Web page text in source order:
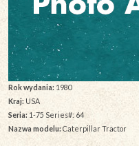
Rok wydania: 1980
Kraj: USA
Seria: 1-75 Series#: 64
Nazwa modelu:Caterpillar Tractor